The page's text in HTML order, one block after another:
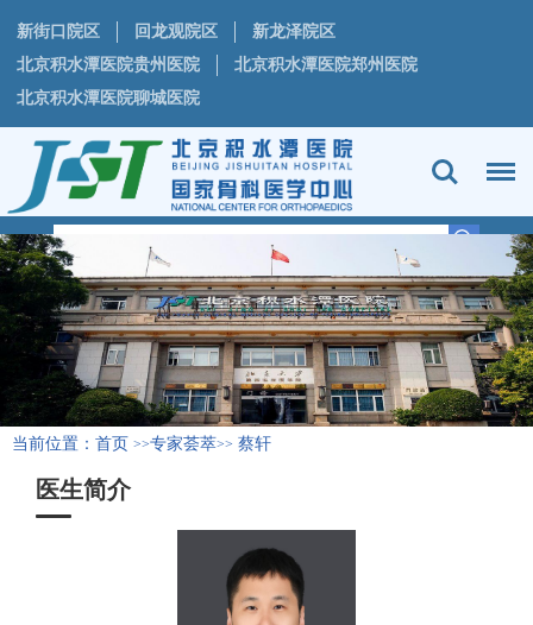
新街口院区 回龙观院区
新龙泽院区
北京积水潭医院贵州医院
北京积水潭医院郑州医院
北京积水潭医院聊城医院
当前位置： 首页 >>专家荟萃>> 蔡轩
医生简介